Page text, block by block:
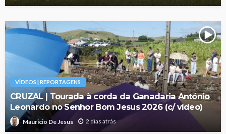
VÍDEOS | REPORTAGENS
CRUZAL | Tourada à corda da Ganadaria António
Leonardo no Senhor Bom Jesus 2026 (c/ vídeo)
Mauricio De Jesus 2 dias atrás